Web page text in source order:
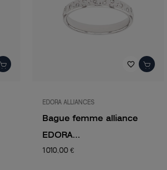
favorite_border
EDORA ALLIANCES
Bague femme alliance
EDORA...
1 010,00 €